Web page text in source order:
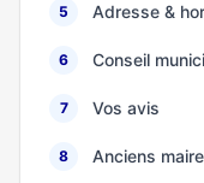
5 Adresse &
6 Conseil
7 Vos avis
8 Anciens